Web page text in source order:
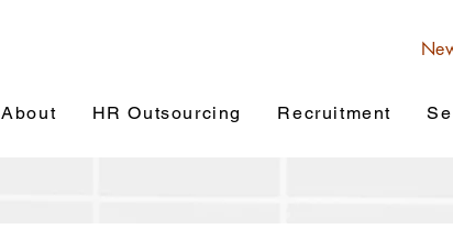
About HR Outsourcing Recruitment